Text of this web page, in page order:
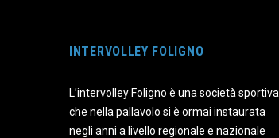
INTERVOLLEY FOLIGNO
L’intervolley Foligno è una società sportiva
che nella pallavolo si è ormai instaurata
negli anni a livello regionale e nazionale